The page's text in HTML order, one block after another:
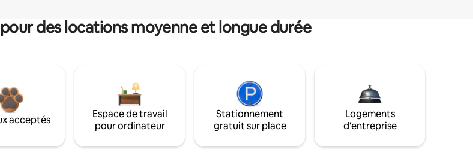
des locations moyenne et longue durée
acceptés
Espace de travail
pour ordinateur
Stationnement
gratuit sur place
Logements
d'entreprise